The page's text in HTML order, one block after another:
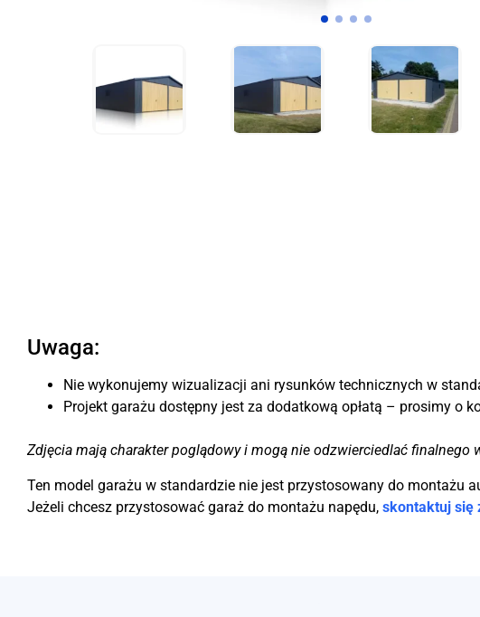
Uwaga:
Nie wykonujemy wizualizacji ani rysunków technicznych w
Projekt garażu dostępny jest za dodatkową opłatą – prosimy o
Zdjęcia mają charakter poglądowy i mogą nie odzwierciedlać finalnego
Ten model garażu w standardzie nie jest przystosowany do montażu
Jeżeli chcesz przystosować garaż do montażu napędu, skontaktuj się